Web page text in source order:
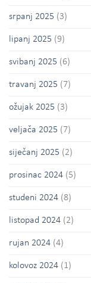
srpanj 2025 (3)
lipanj 2025 (9)
svibanj 2025 (6)
travanj 2025 (7)
ožujak 2025 (3)
veljača 2025 (7)
siječanj 2025 (2)
prosinac 2024 (5)
studeni 2024 (8)
listopad 2024 (2)
rujan 2024 (4)
kolovoz 2024 (1)